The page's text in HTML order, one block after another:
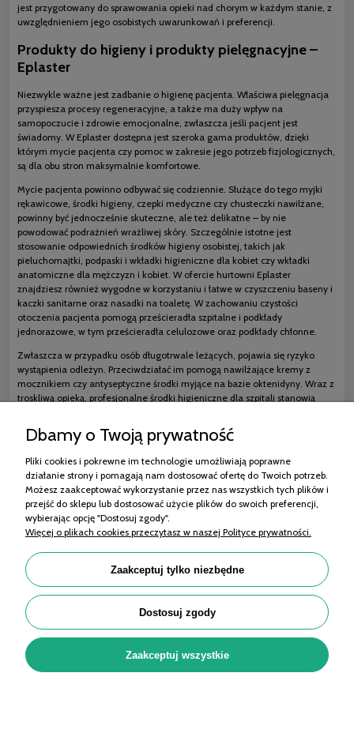
jest przygotowany do sprawowania opieki nad chorym w każdym stanie, z
uwzględnieniem jego osobistych uwarunkowań i preferencji.
Produkty do higieny i produkty pielęgnacyjne –
Eplaster
Niezwykle ważne jest zadbanie o higienę pacjenta. Właściwa pielęgnacja
przyspiesza procesy regeneracyjne, a także ma duży wpływ na
samopoczucie i zdrowie emocjonalne, zwłaszcza jeśli pacjent jest
świadomy. W Eplaster dostępna jest szeroka gama produktów, dzięki
którym mycie pacjenta czy pomoc w zakresie jego potrzeb fizjologicznych,
są dla obu stron maksymalnie komfortowe.
Mycie pacjenta powinno odbywać się codziennie. Służące do tego myjki
rękawicowe, środki higieny, czepki medyczne czy chusteczki nawilżane,
powinny być jednocześnie skuteczne, ale też delikatne – by nie
powodować podrażnień wrażliwej skóry. Szczególnie istotne jest
stosowanie odpowiednich środków higieny osobistej, takich jak
pieluchomajtki, podpaski i wkładki higieniczne dla kobiet czy wkładki
anatomiczne dla mężczyzn i kobiet. W ofercie hurtowni Eplaster
znajdziesz również wygodne w korzystaniu i łatwe w czyszczeniu baseny i
kaczki sanitarne oraz nasadki na toaletę. W zachowaniu czystości
otoczenia pacjenta pomogą prześcieradła szpitalne i podkłady
jednorazowe, w tym prześcieradła celulozowe oraz podkłady chłonne.
Zwłaszcza w przypadku osób długotrwale leżących, pojawia się ryzyko
wystąpienia odleżyn. Przeciwdziałać im pomogą nawilżające kremy z
mocznikiem czy antyseptyczne środki myjące na bazie oktenidyny. Wraz z
troskliwą opieką, profesjonalne środki higieniczne dla szpitali stanowią
Zakupy
Pomoc
Moje konto
Informacje
Porady
OMET MEDICAL Sp. z o.o. | ul. 11 Listopada 99/101, 95-070 Aleksandrów Łódzki |
KRS: 0001035811, NIP: 7322212964, REGON: 525290046
Dbamy o Twoją prywatność
Pliki cookies i pokrewne im technologie umożliwiają poprawne
działanie strony i pomagają nam dostosować ofertę do Twoich potrzeb.
Możesz zaakceptować wykorzystanie przez nas wszystkich tych plików i
przejść do sklepu lub dostosować użycie plików do swoich preferencji,
wybierając opcję "Dostosuj zgody".
Więcej o plikach cookies przeczytasz w naszej Polityce prywatności.
Zaakceptuj tylko niezbędne
Dostosuj zgody
Zaakceptuj wszystkie